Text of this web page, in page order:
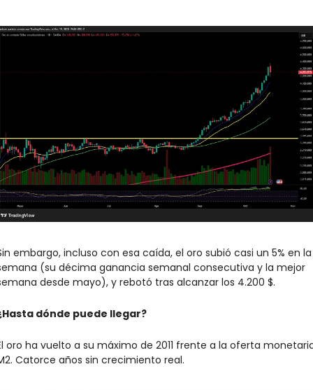
embargo, incluso con esa caída, el oro subió casi un 5% en la
(su décima ganancia semanal consecutiva y la mejor
desde mayo), y rebotó tras alcanzar los 4.200 $.
dónde puede llegar?
oro ha vuelto a su máximo de 2011 frente a la oferta
Catorce años sin crecimiento real.